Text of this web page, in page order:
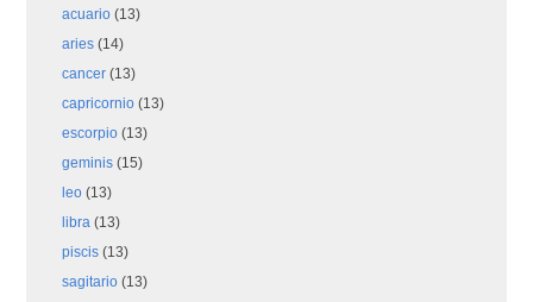
acuario (13)
aries (14)
cancer (13)
capricornio (13)
escorpio (13)
geminis (15)
leo (13)
libra (13)
piscis (13)
sagitario (13)